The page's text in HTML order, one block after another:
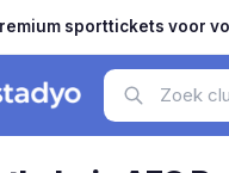
sporttickets voor